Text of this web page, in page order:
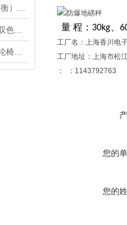
量 程： 30kg
工厂名：上海香川电
工厂地址：上海市松
： ：1143792763
您的
您的